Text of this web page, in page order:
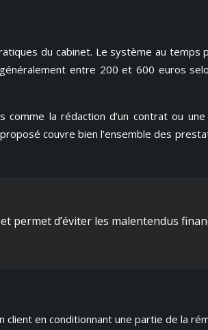
du cabinet. Le système au temps
entre 200 et 600 euros
la rédaction d’un contrat ou
couvre bien l’ensemble des
permet d’éviter les malentendus
en conditionnant une partie de la